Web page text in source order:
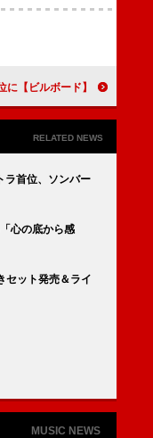
【ビルボード】米津玄師、グローバル・ジャパン・ソングスでもトップ2独占 「IRIS OUT」首位、宇多田ヒカルとの「JANE DOE」が2位に
RELATED NEWS
ラ首位、ソンバー
心の底から感
セット発売＆ライ
MUSIC NEWS